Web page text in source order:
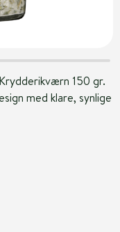
150 gr.
med klare, synlige